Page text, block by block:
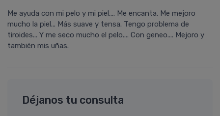
Me ayuda con mi pelo y mi piel.... Me encanta. Me mejoro
mucho la piel... Más suave y tensa. Tengo problema de
tiroides... Y me seco mucho el pelo.... Con geneo.... Mejoro y
también mis uñas.
Déjanos tu consulta